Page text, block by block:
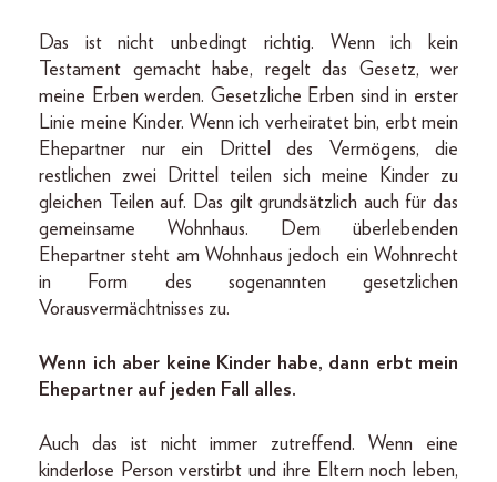
Das ist nicht unbedingt richtig. Wenn ich kein
Testament gemacht habe, regelt das Gesetz, wer
meine Erben werden. Gesetzliche Erben sind in erster
Linie meine Kinder. Wenn ich verheiratet bin, erbt mein
Ehepartner nur ein Drittel des Vermögens, die
restlichen zwei Drittel teilen sich meine Kinder zu
gleichen Teilen auf. Das gilt grundsätzlich auch für das
gemeinsame Wohnhaus. Dem überlebenden
Ehepartner steht am Wohnhaus jedoch ein Wohnrecht
in Form des sogenannten gesetzlichen
Vorausvermächtnisses zu.
Wenn ich aber keine Kinder habe, dann erbt mein
Ehepartner auf jeden Fall alles.
Auch das ist nicht immer zutreffend. Wenn eine
kinderlose Person verstirbt und ihre Eltern noch leben,